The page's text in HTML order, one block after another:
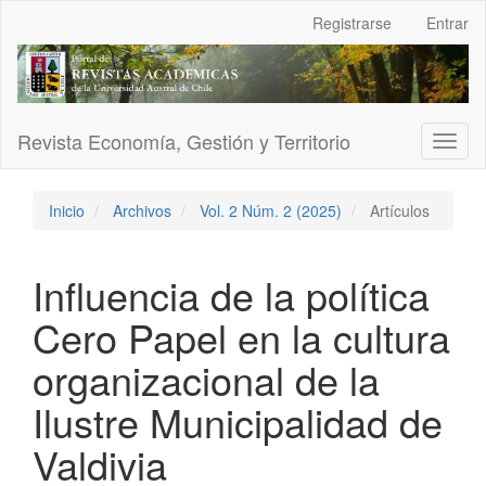
Contenido
principal
Barra
Registrarse Entrar
Revista Economía, Gestión y Territorio
Inicio Archivos Vol. 2 Núm. 2 (2025) Artículos
Influencia de la política
Cero Papel en la cultura
organizacional de la
Ilustre Municipalidad de
Valdivia